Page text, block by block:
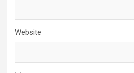
Website